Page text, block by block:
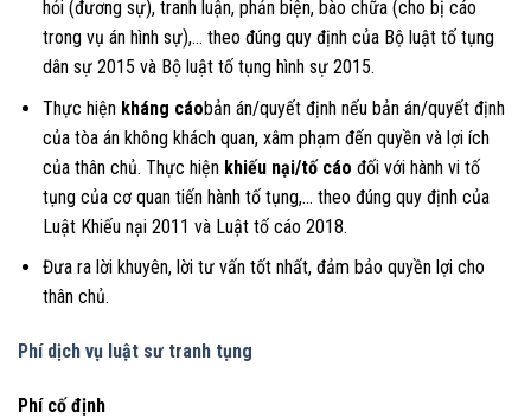
hỏi (đương sự), tranh luận, phản biện, bào chữa (cho bị cáo
trong vụ án hình sự),… theo đúng quy định của Bộ luật tố tụng
dân sự 2015 và Bộ luật tố tụng hình sự 2015.
Thực hiện kháng cáobản án/quyết định nếu bản án/quyết định
của tòa án không khách quan, xâm phạm đến quyền và lợi ích
của thân chủ. Thực hiện khiếu nại/tố cáo đối với hành vi tố
tụng của cơ quan tiến hành tố tụng,… theo đúng quy định của
Luật Khiếu nại 2011 và Luật tố cáo 2018.
Đưa ra lời khuyên, lời tư vấn tốt nhất, đảm bảo quyền lợi cho
thân chủ.
Phí dịch vụ luật sư tranh tụng
Phí cố định